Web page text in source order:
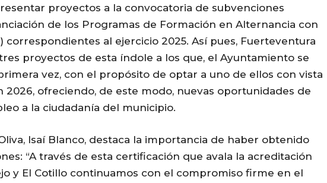
proyectos a la convocatoria de subvenciones
de los Programas de Formación en Alternancia con
correspondientes al ejercicio 2025. Así pues, Fuerteventura
proyectos de esta índole a los que, el Ayuntamiento se
vez, con el propósito de optar a uno de ellos con vista
2026, ofreciendo, de este modo, nuevas oportunidades de
a la ciudadanía del municipio.
Isaí Blanco, destaca la importancia de haber obtenido
“A través de esta certificación que avala la acreditación
y El Cotillo continuamos con el compromiso firme en el